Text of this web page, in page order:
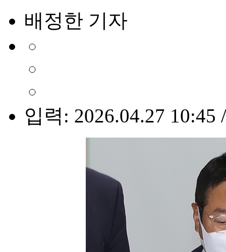
배정한 기자
입력: 2026.04.27 10:45